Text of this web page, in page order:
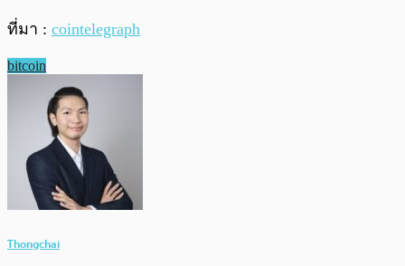
ที่มา : cointelegraph
bitcoin
Thongchai